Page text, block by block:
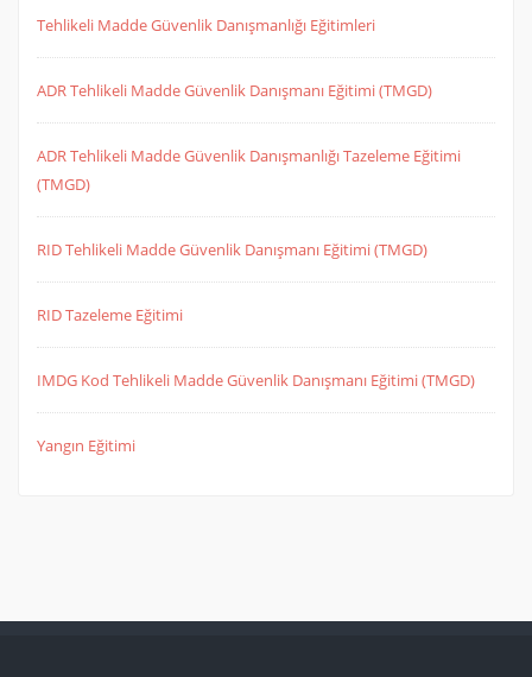
Tehlikeli Madde Güvenlik Danışmanlığı Eğitimleri
ADR Tehlikeli Madde Güvenlik Danışmanı Eğitimi (TMGD)
ADR Tehlikeli Madde Güvenlik Danışmanlığı Tazeleme Eğitimi
(TMGD)
RID Tehlikeli Madde Güvenlik Danışmanı Eğitimi (TMGD)
RID Tazeleme Eğitimi
IMDG Kod Tehlikeli Madde Güvenlik Danışmanı Eğitimi (TMGD)
Yangın Eğitimi